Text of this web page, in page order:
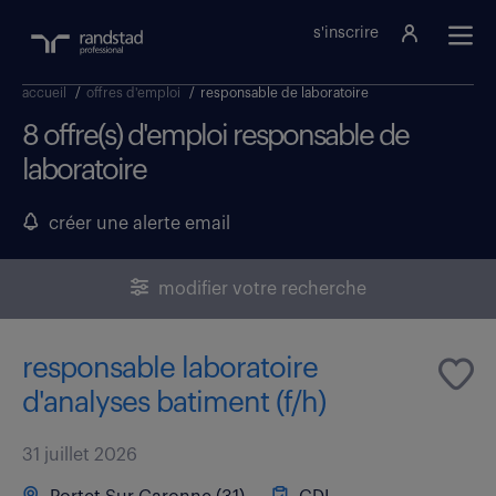
s'inscrire
accueil / offres d'emploi / responsable de laboratoire
8 offre(s) d'emploi responsable de
laboratoire
créer une alerte email
modifier votre recherche
responsable laboratoire
d'analyses batiment (f/h)
31 juillet 2026